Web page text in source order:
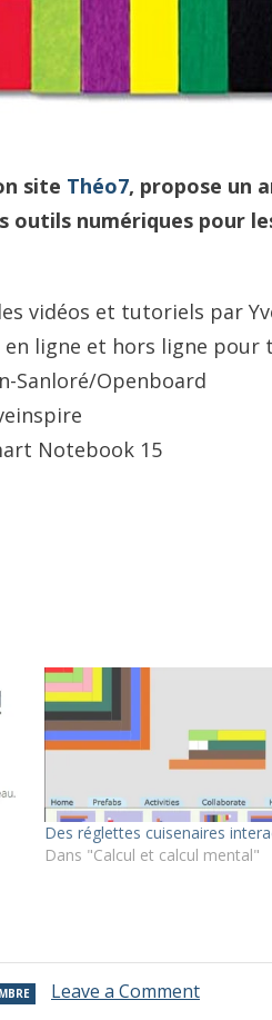
site Théo7, propose un
outils numériques pour
vidéos et tutoriels par
ligne et hors ligne
Sanloré/Openboard
Notebook 15
Des réglettes cuisenaires
Dans "Calcul et calcul mental"
Leave a Commenton